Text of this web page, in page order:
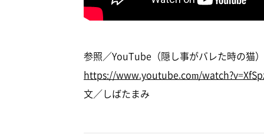
参照／YouTube（隠し事がバレた時の猫）
https://www.youtube.com/
文／しばたまみ